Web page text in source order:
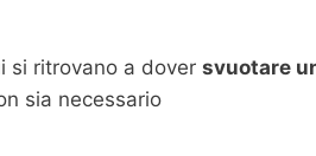
si ritrovano a dover svuotare
sia necessario